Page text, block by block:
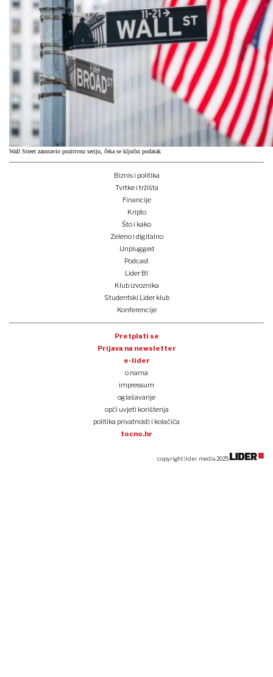
Wall Street zaustavio pozitivnu seriju, čeka se ključni podatak
Biznis i politika
Tvrtke i tržišta
Financije
Kripto
Što i kako
Zeleno i digitalno
Unplugged
Podcast
Lider BI
Klub izvoznika
Studentski Lider klub
Konferencije
Pretplati se
Prijava na newsletter
e-lider
o nama
impressum
oglašavanje
opći uvjeti korištenja
politika privatnosti i kolačića
tocno.hr
copyright lider media 2025.